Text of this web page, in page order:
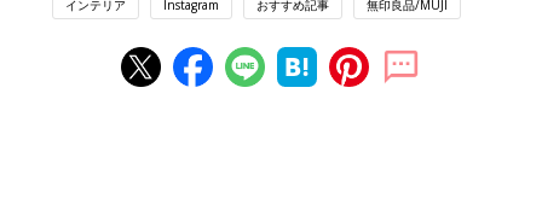
インテリア Instagram おすすめ記事 無印良品/MUJI